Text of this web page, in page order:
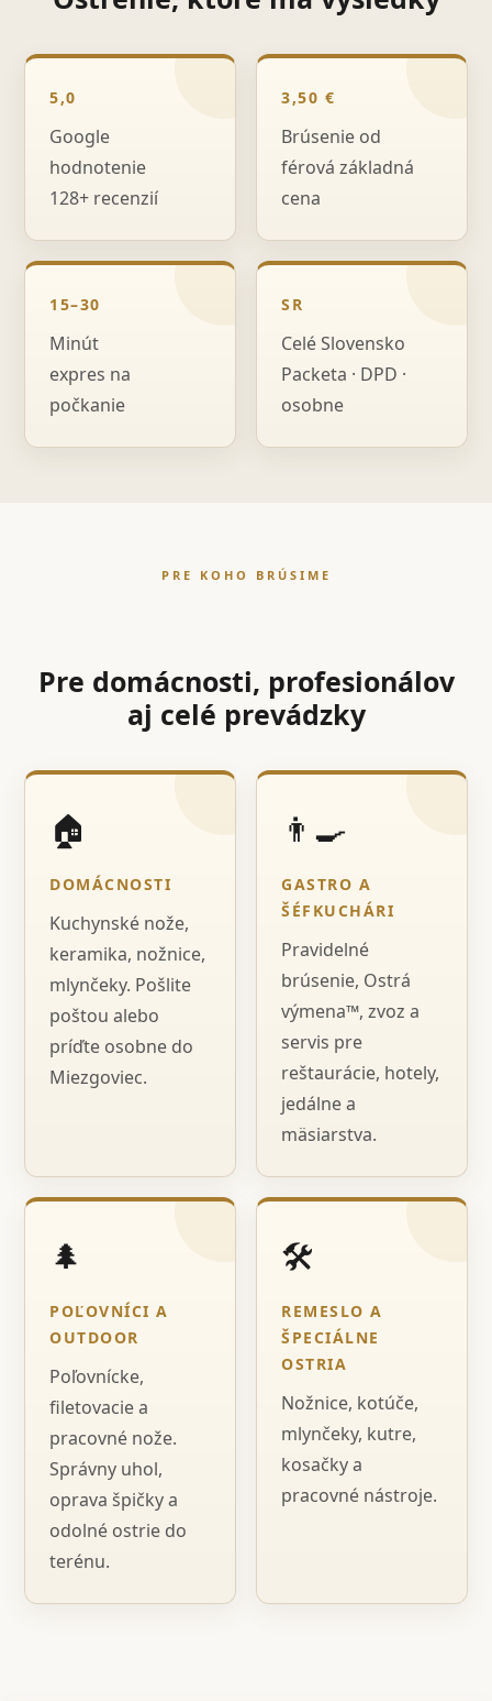
5,0
Google
hodnotenie
128+ recenzií
3,50 €
Brúsenie od
férová základná
cena
15–30
Minút
expres na
počkanie
SR
Celé Slovensko
Packeta · DPD ·
osobne
PRE KOHO BRÚSIME
Pre domácnosti, profesionálov
aj celé prevádzky
🏠
DOMÁCNOSTI
Kuchynské nože,
keramika, nožnice,
mlynčeky. Pošlite
poštou alebo
príďte osobne do
Miezgoviec.
👨‍🍳
GASTRO A
ŠÉFKUCHÁRI
Pravidelné
brúsenie, Ostrá
výmena™, zvoz a
servis pre
reštaurácie, hotely,
jedálne a
mäsiarstva.
🌲
POĽOVNÍCI A
OUTDOOR
Poľovnícke,
filetovacie a
pracovné nože.
Správny uhol,
oprava špičky a
odolné ostrie do
terénu.
🛠️
REMESLO A
ŠPECIÁLNE
OSTRIA
Nožnice, kotúče,
mlynčeky, kutre,
kosačky a
pracovné nástroje.